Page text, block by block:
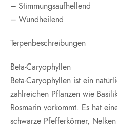
– Stimmungsaufhellend
– Wundheilend
Terpenbeschreibungen
Beta-Caryophyllen
Beta-Caryophyllen ist ein
zahlreichen Pflanzen wie
Rosmarin vorkommt. Es hat
schwarze Pfefferkörner,